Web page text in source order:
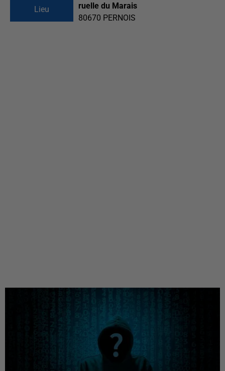
Lieu
ruelle du Marais
80670 PERNOIS